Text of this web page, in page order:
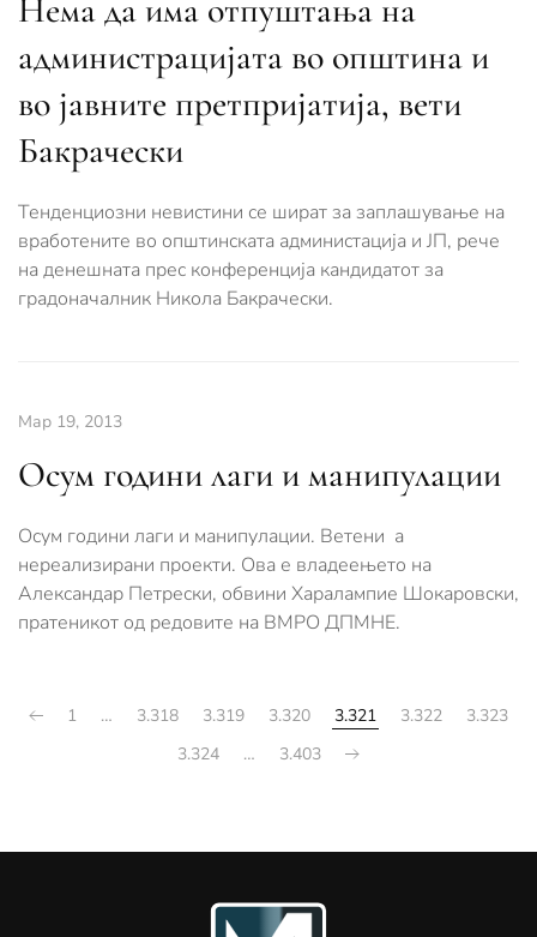
Нема да има отпуштања на
администрацијата во општина и
во јавните претпријатија, вети
Бакрачески
Тенденциозни невистини се шират за заплашување на
вработените во општинската администација и ЈП, рече
на денешната прес конференција кандидатот за
градоначалник Никола Бакрачески.
Мар 19, 2013
Осум години лаги и манипулации
Осум години лаги и манипулации. Ветени а
нереализирани проекти. Ова е владеењето на
Александар Петрески, обвини Харалампие Шокаровски,
пратеникот од редовите на ВМРО ДПМНЕ.
1 … 3.318 3.319 3.320 3.321 3.322
3.323
3.324
… 3.403